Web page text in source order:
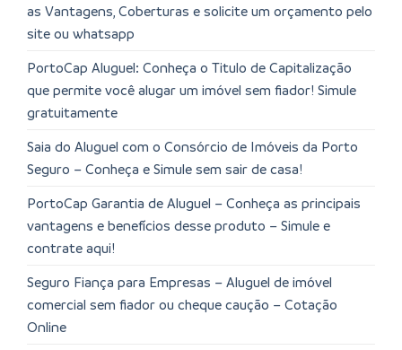
as Vantagens, Coberturas e solicite um orçamento pelo
site ou whatsapp
PortoCap Aluguel: Conheça o Titulo de Capitalização
que permite você alugar um imóvel sem fiador! Simule
gratuitamente
Saia do Aluguel com o Consórcio de Imóveis da Porto
Seguro – Conheça e Simule sem sair de casa!
PortoCap Garantia de Aluguel – Conheça as principais
vantagens e benefícios desse produto – Simule e
contrate aqui!
Seguro Fiança para Empresas – Aluguel de imóvel
comercial sem fiador ou cheque caução – Cotação
Online